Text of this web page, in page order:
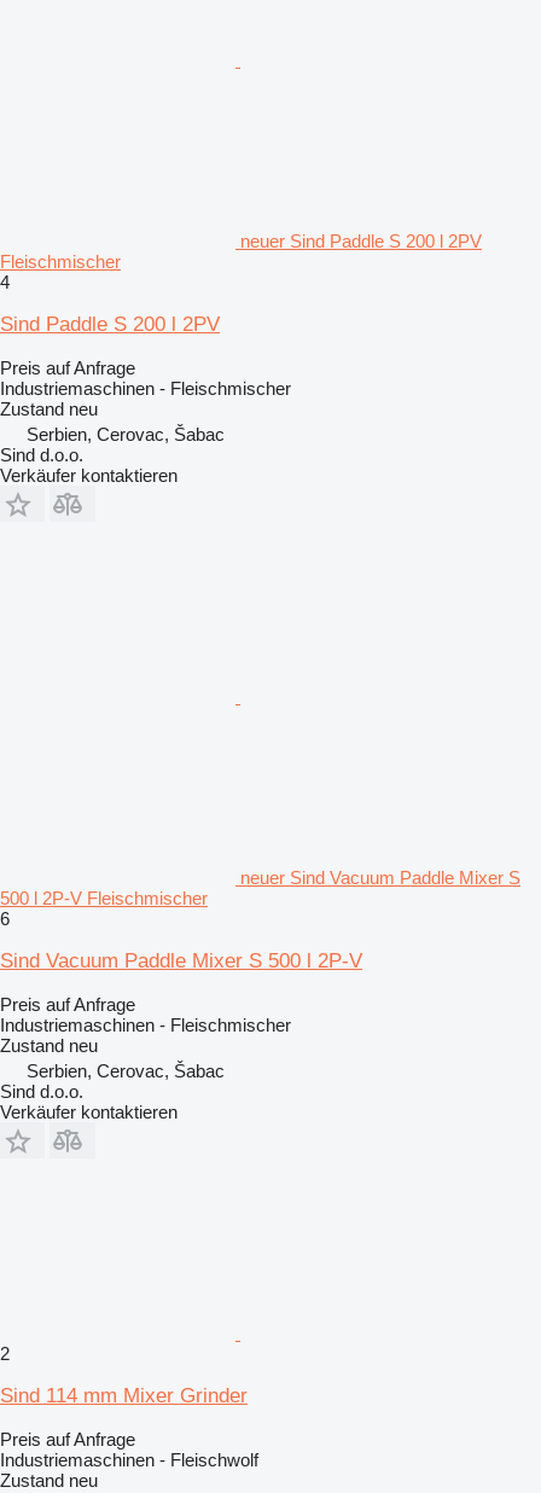
neuer Sind Paddle S 200 l 2PV
Fleischmischer
4
Sind Paddle S 200 l 2PV
Preis auf Anfrage
Industriemaschinen - Fleischmischer
Zustand neu
Serbien, Cerovac, Šabac
Sind d.o.o.
Verkäufer kontaktieren
neuer Sind Vacuum Paddle Mixer S
500 l 2P-V Fleischmischer
6
Sind Vacuum Paddle Mixer S 500 l 2P-V
Preis auf Anfrage
Industriemaschinen - Fleischmischer
Zustand neu
Serbien, Cerovac, Šabac
Sind d.o.o.
Verkäufer kontaktieren
2
Sind 114 mm Mixer Grinder
Preis auf Anfrage
Industriemaschinen - Fleischwolf
Zustand neu